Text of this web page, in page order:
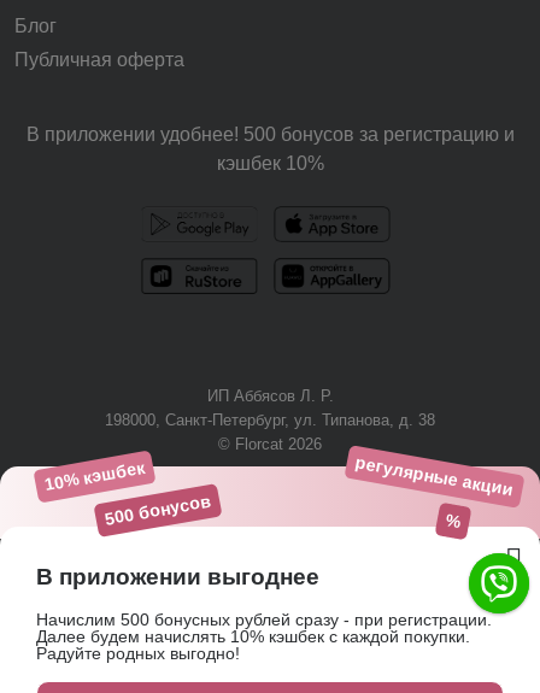
250 ₽
10% кэшбек
500 бонусов
регулярные акции
%
В приложении выгоднее
Начислим 500 бонусных рублей сразу - при регистрации.
Далее будем начислять 10% кэшбек с каждой покупки.
Радуйте родных выгодно!
Блог
Публичная оферта
В приложении удобнее! 500 бонусов за регистрацию и
кэшбек 10%
ИП Аббясов Л. Р.
198000, Санкт-Петербург, ул. Типанова, д. 38
© Florcat 2026
+7 (812) 425-61-03
Пользовательское соглашение
Представленная на сайте информация не является публичной
офертой, определяемой положениями Статьи 437 Гражданского